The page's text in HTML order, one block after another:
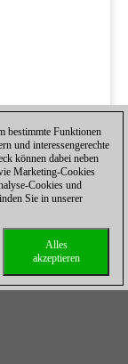
bestimmte Funktionen
und interessengerechte
können dabei neben
Marketing-Cookies
Cookies und
Sie in unserer
Alles
akzeptieren